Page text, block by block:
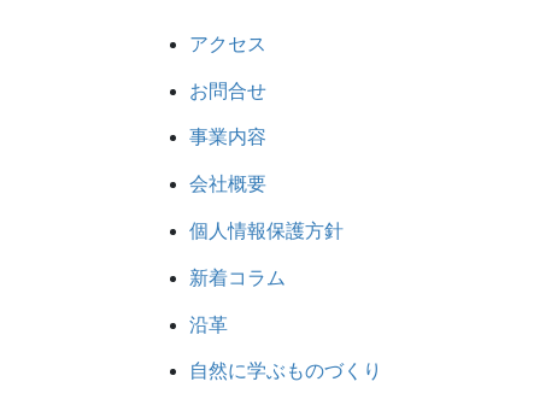
アクセス
お問合せ
事業内容
会社概要
個人情報保護方針
新着コラム
沿革
自然に学ぶものづくり